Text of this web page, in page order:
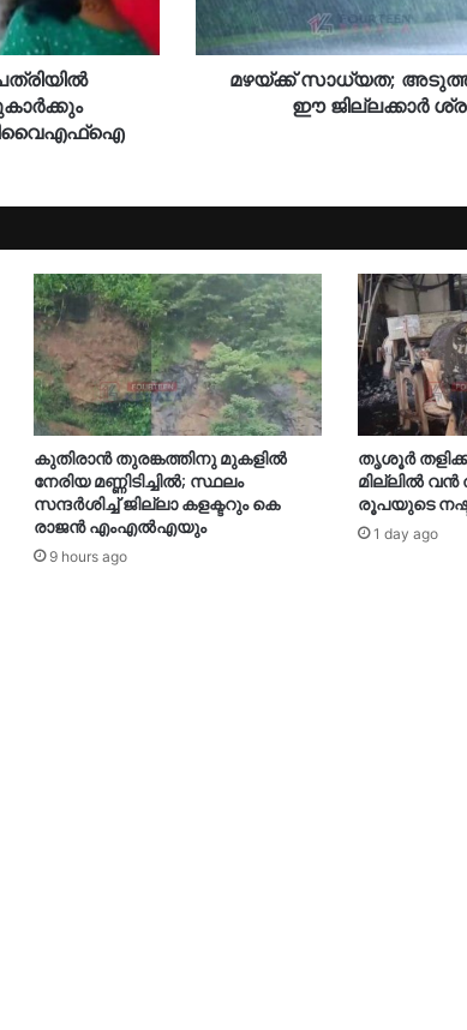
ഡിവൈഎഫ്‌ഐ
മഴയ്ക്ക് സാധ്യത;
ഈ ജില്ലക്കാർ
കുതിരാന്‍ തുരങ്കത്തിനു മുകളില്‍
നേരിയ മണ്ണിടിച്ചില്‍; സ്ഥലം
സന്ദര്‍ശിച്ച് ജില്ലാ കളക്ടറും കെ
രാജന്‍ എംഎല്‍എയും
9 hours ago
തൃശൂര്‍
മില്ലില്‍ വൻ
രൂപയുടെ
1 day ago